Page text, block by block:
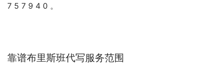
7 5 7 9 4 0 。
靠谱布里斯班代写服务范围